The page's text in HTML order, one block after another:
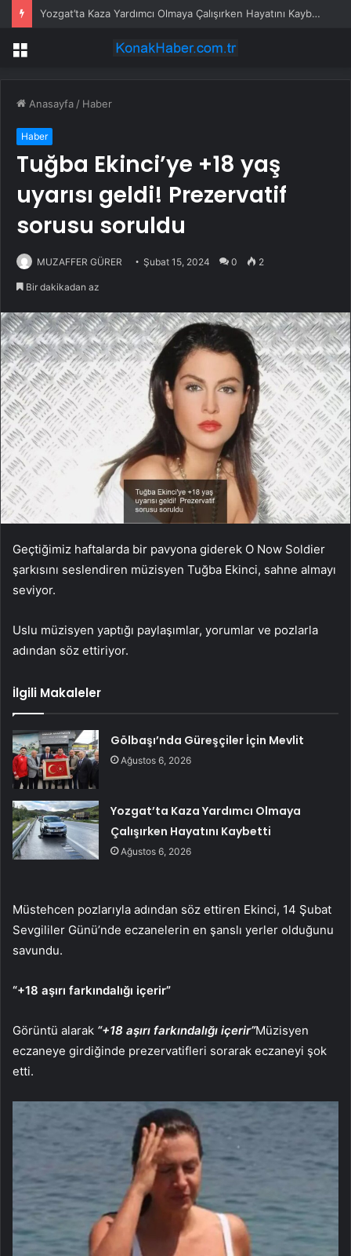
Yozgat’ta Kaza Yardımcı Olmaya Çalışırken Hayatını Kaybetti
Menü
Anasayfa / Haber
Haber
Tuğba Ekinci’ye +18 yaş
uyarısı geldi! Prezervatif
sorusu soruldu
MUZAFFER GÜRER Şubat 15, 2024 0 2
Bir dakikadan az
Geçtiğimiz haftalarda bir pavyona giderek O Now Soldier
şarkısını seslendiren müzisyen Tuğba Ekinci, sahne almayı
seviyor.
Uslu müzisyen yaptığı paylaşımlar, yorumlar ve pozlarla
adından söz ettiriyor.
İlgili Makaleler
Gölbaşı’nda Güreşçiler İçin Mevlit
Ağustos 6, 2026
Yozgat’ta Kaza Yardımcı Olmaya
Çalışırken Hayatını Kaybetti
Ağustos 6, 2026
Müstehcen pozlarıyla adından söz ettiren Ekinci, 14 Şubat
Sevgililer Günü’nde eczanelerin en şanslı yerler olduğunu
savundu.
“+18 aşırı farkındalığı içerir”
Görüntü alarak “+18 aşırı farkındalığı içerir”Müzisyen
eczaneye girdiğinde prezervatifleri sorarak eczaneyi şok
etti.